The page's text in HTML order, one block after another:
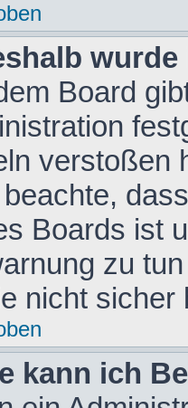
Board
verstoßen
Boards ist
zu
nicht
kann ich